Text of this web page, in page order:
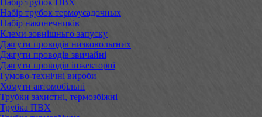
Набір трубок термоусадочных
Набір наконечників
Клеми зовнішньго запуску
Джгути проводів низковольтних
Джгути проводів звичайні
Джгути проводів інжекторні
Гумово-технічні вироби
Хомути автомобільні
Трубки захистні, термозбіжні
Трубка ПВХ